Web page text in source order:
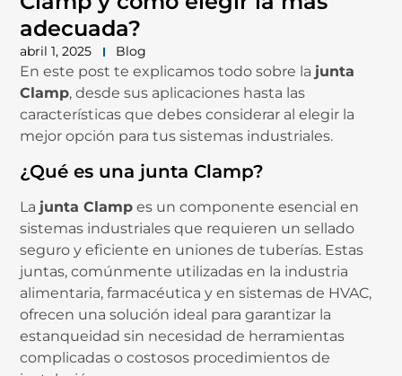
adecuada?
abril 1, 2025 Blog
En este post te explicamos todo sobre la junta
Clamp, desde sus aplicaciones hasta las
características que debes considerar al elegir la
mejor opción para tus sistemas industriales.
¿Qué es una junta Clamp?
La junta Clamp es un componente esencial en
sistemas industriales que requieren un sellado
seguro y eficiente en uniones de tuberías. Estas
juntas, comúnmente utilizadas en la industria
alimentaria, farmacéutica y en sistemas de HVAC,
ofrecen una solución ideal para garantizar la
estanqueidad sin necesidad de herramientas
complicadas o costosos procedimientos de